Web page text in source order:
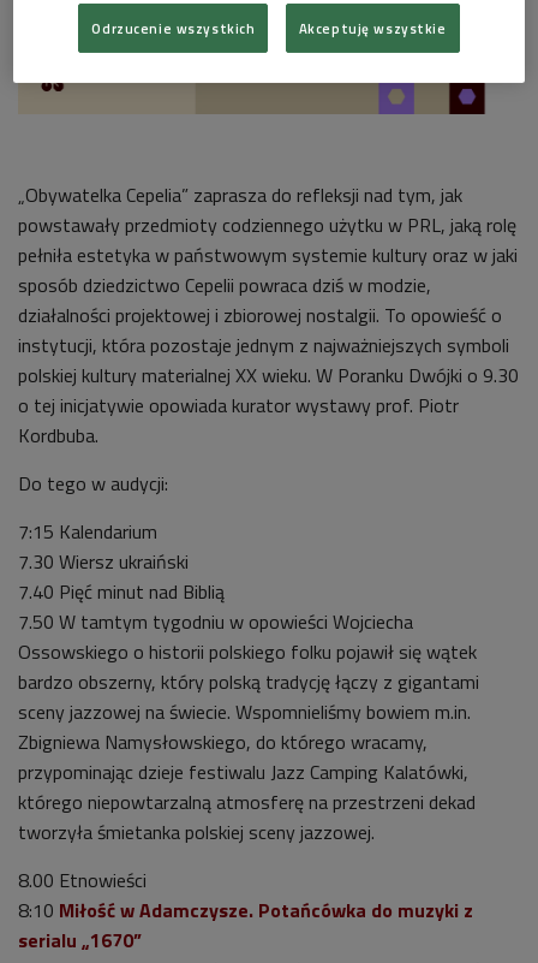
„Obywatelka Cepelia” zaprasza do refleksji nad tym, jak
powstawały przedmioty codziennego użytku w PRL, jaką rolę
pełniła estetyka w państwowym systemie kultury oraz w jaki
sposób dziedzictwo Cepelii powraca dziś w modzie,
działalności projektowej i zbiorowej nostalgii. To opowieść o
instytucji, która pozostaje jednym z najważniejszych symboli
polskiej kultury materialnej XX wieku. W Poranku Dwójki o 9.30
o tej inicjatywie opowiada kurator wystawy prof. Piotr
Kordbuba.
Do tego w audycji:
7:15 Kalendarium
7.30 Wiersz ukraiński
7.40 Pięć minut nad Biblią
7.50 W tamtym tygodniu w opowieści Wojciecha
Ossowskiego o historii polskiego folku pojawił się wątek
bardzo obszerny, który polską tradycję łączy z gigantami
sceny jazzowej na świecie. Wspomnieliśmy bowiem m.in.
Zbigniewa Namysłowskiego, do którego wracamy,
przypominając dzieje festiwalu Jazz Camping Kalatówki,
którego niepowtarzalną atmosferę na przestrzeni dekad
tworzyła śmietanka polskiej sceny jazzowej.
8.00 Etnowieści
8:10 Miłość w Adamczysze. Potańcówka do muzyki z
serialu „1670”
Odrzucenie wszystkich Akceptuję wszystkie